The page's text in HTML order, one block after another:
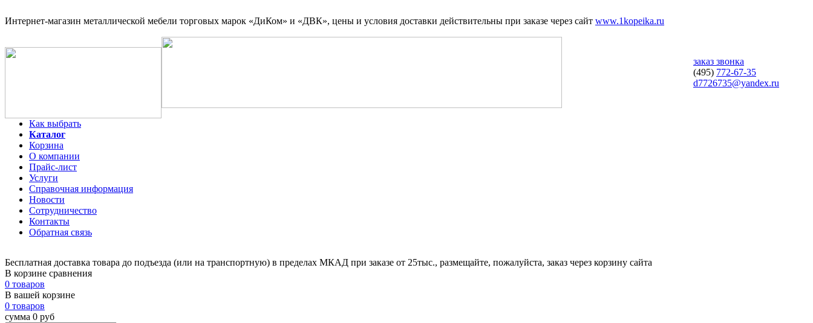
Интернет-магазин металлической мебели торговых марок «ДиКом» и «ДВК», цены и условия доставки действительны при заказе через сайт www.1kopeika.ru
заказ звонка
(495) 772-67-35
d7726735@yandex.ru
Как выбрать
Каталог
Корзина
О компании
Прайс-лист
Услуги
Справочная информация
Новости
Сотрудничество
Контакты
Обратная связь
Бесплатная доставка товара до подъезда (или на транспортную) в пределах МКАД при заказе от 25тыс., размещайте, пожалуйста, заказ через корзину сайта
В корзине сравнения
0 товаров
В вашей корзине
0 товаров
сумма 0 руб